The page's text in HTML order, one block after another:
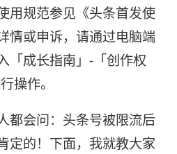
用规范参见《头条首发使
情或申诉，请通过电脑端
「成长指南」-「创作权
操作。
都会问：头条号被限流后
定的！下面，我就教大家